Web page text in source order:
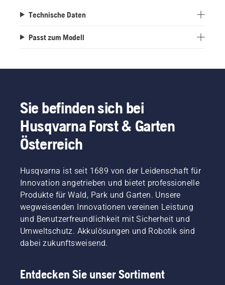
Technische Daten
Passt zum Modell
Sie befinden sich bei
Husqvarna Forst & Garten
Österreich
Husqvarna ist seit 1689 von der Leidenschaft für
Innovation angetrieben und bietet professionelle
Produkte für Wald, Park und Garten. Unsere
wegweisenden Innovationen vereinen Leistung
und Benutzerfreundlichkeit mit Sicherheit und
Umweltschutz. Akkulösungen und Robotik sind
dabei zukunftsweisend.
Entdecken Sie unser Sortiment